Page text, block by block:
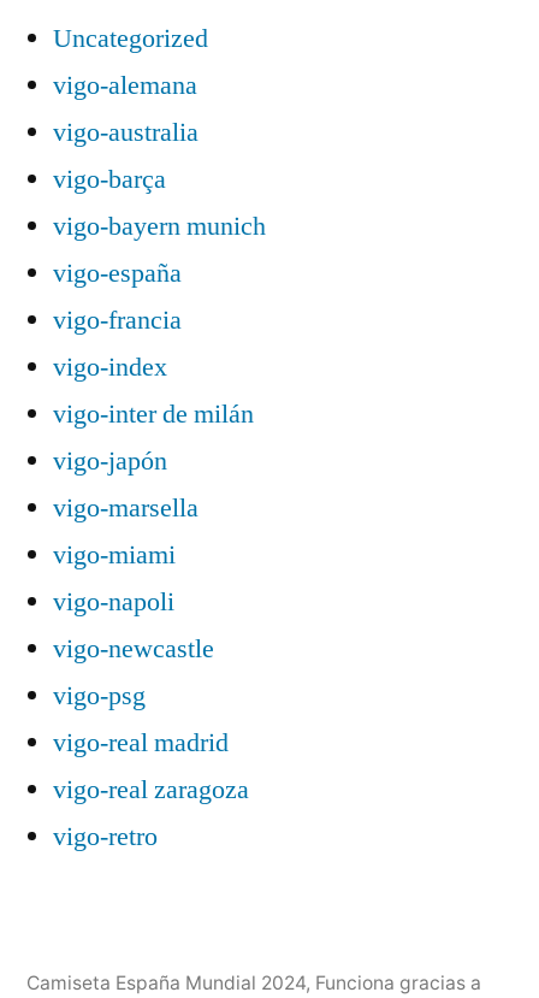
Uncategorized
vigo-alemana
vigo-australia
vigo-barça
vigo-bayern munich
vigo-españa
vigo-francia
vigo-index
vigo-inter de milán
vigo-japón
vigo-marsella
vigo-miami
vigo-napoli
vigo-newcastle
vigo-psg
vigo-real madrid
vigo-real zaragoza
vigo-retro
Camiseta España Mundial 2024, Funciona gracias a